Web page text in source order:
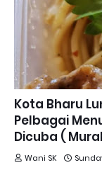
Kota Bharu
Pelbagai
Dicuba (
Wani SK